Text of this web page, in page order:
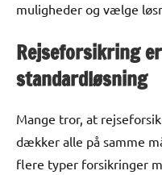
muligheder og vælge
Rejseforsikring
standardløsning
Mange tror, at
dækker alle på samme
flere typer forsikringer